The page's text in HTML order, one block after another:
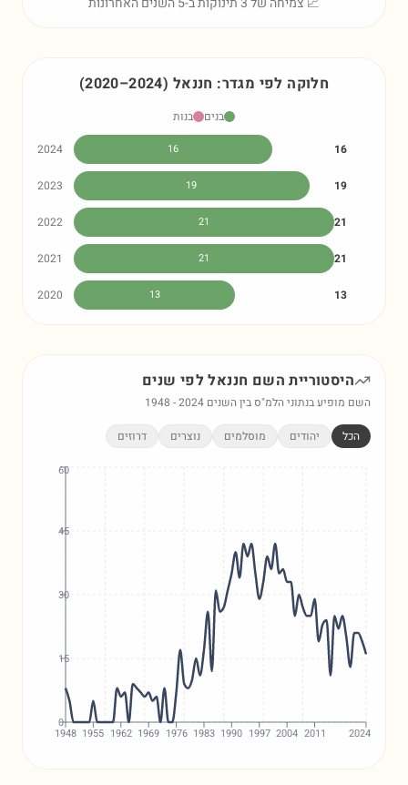
חלוקה לפי מגדר: חננאל (2020–2024)
בנים
בנות
2024
16 16
2023 19 19
2022 21 21
2021 21 21
2020 13 13
היסטוריית השם חננאללפי שנים
השם מופיע בנתוני הלמ"ס בין השנים 1948 -2024
הכל יהודים מוסלמים נוצרים דרוזים
1948 1955 1962 1969 1976 1983 1990 1997 2004 2011 2024
0
15
30
45
60